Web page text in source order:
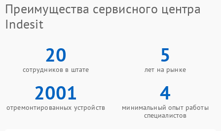
Преимущества сервисного центра
Indesit
20
сотрудников в штате
5
лет на рынке
2001
отремонтированных устройств
4
минимальный опыт работы
специалистов